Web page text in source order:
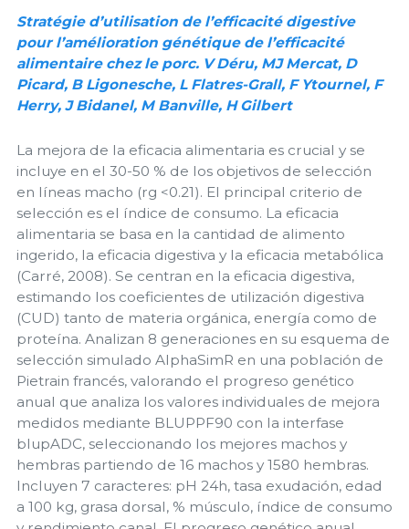
Stratégie d’utilisation de l’efficacité digestive
pour l’amélioration génétique de l’efficacité
alimentaire chez le porc. V Déru, MJ Mercat, D
Picard, B Ligonesche, L Flatres-Grall, F Ytournel, F
Herry, J Bidanel, M Banville, H Gilbert
La mejora de la eficacia alimentaria es crucial y se
incluye en el 30-50 % de los objetivos de selección
en líneas macho (rg <0.21). El principal criterio de
selección es el índice de consumo. La eficacia
alimentaria se basa en la cantidad de alimento
ingerido, la eficacia digestiva y la eficacia metabólica
(Carré, 2008). Se centran en la eficacia digestiva,
estimando los coeficientes de utilización digestiva
(CUD) tanto de materia orgánica, energía como de
proteína. Analizan 8 generaciones en su esquema de
selección simulado AlphaSimR en una población de
Pietrain francés, valorando el progreso genético
anual que analiza los valores individuales de mejora
medidos mediante BLUPPF90 con la interfase
blupADC, seleccionando los mejores machos y
hembras partiendo de 16 machos y 1580 hembras.
Incluyen 7 caracteres: pH 24h, tasa exudación, edad
a 100 kg, grasa dorsal, % músculo, índice de consumo